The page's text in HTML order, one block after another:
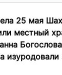
25 мая
местный
изуродовали